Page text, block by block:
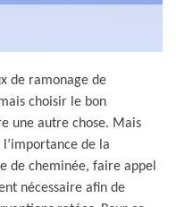
de ramonage de
choisir le bon
une autre chose. Mais
de la
de cheminée, faire appel
nécessaire afin de